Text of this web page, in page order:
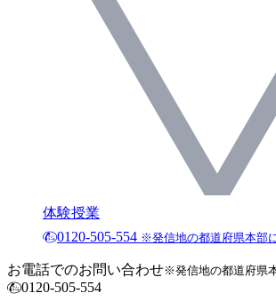
体験授業
0120-505-554 ※発信地の都道府県本部
お電話でのお問い合わせ※発信地の都道府県
0120-505-554